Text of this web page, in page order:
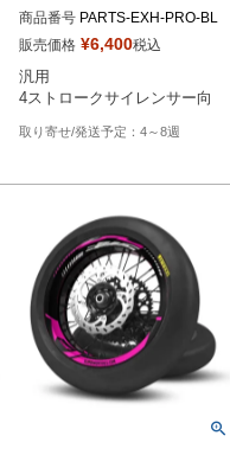
商品番号 PARTS-EXH-PRO-BL
販売価格 ¥6,400税込
汎用
4～8週